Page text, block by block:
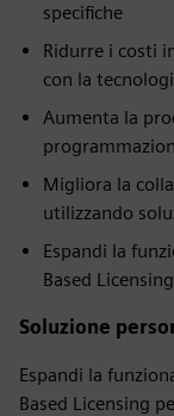
specifiche
Ridurre i costi
con la
Aumenta la
Migliora la
utilizzando
Espandi la
Based Licensing
Soluzione
Espandi la
Based Licensing